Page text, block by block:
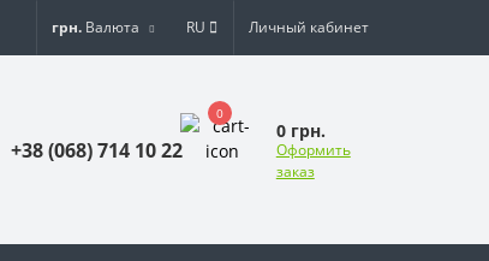
грн. Валюта RU Личный кабинет
+38 (068) 714 10 22
0
0 грн.
Оформить
заказ